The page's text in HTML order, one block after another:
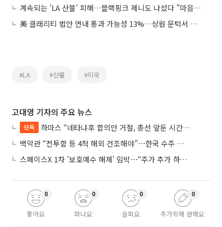
계속되는 'LA 산불' 피해…블랙핑크 제니도 나섰다 "마음 아파, 도와달라"
美 클래리티 법안 연내 통과 가능성 13%…상원 문턱서 제동
#LA #산불 #미국
고대영 기자의 주요 뉴스
단독
하마스 “네타냐후 합의안 거절, 총선 앞둔 시간 끌기”
백악관 “전투함 등 4척 해외 건조해야”⋯한국 수주 기대
스페이스X 1차 '보호예수 해제' 임박⋯“주가 추가 하락 가능성”
좋아요
0
화나요
0
슬퍼요
0
추가취재 원해요
0